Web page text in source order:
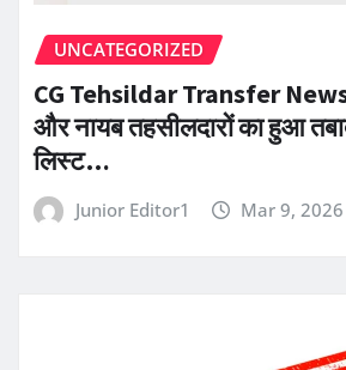
UNCATEGORIZED
CG Tehsildar Transfer
और नायब तहसीलदारों का हुआ
लिस्ट…
Junior Editor1 Mar 9, 2026